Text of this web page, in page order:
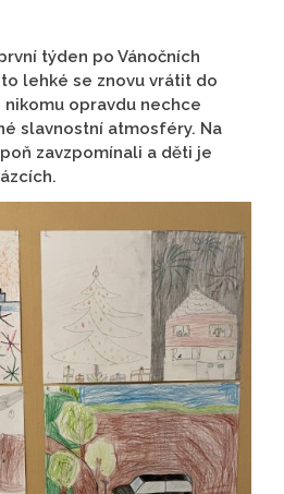
týden po Vánočních
lehké se znovu vrátit do
nikomu opravdu nechce
slavnostní atmosféry. Na
zavzpomínali a děti je